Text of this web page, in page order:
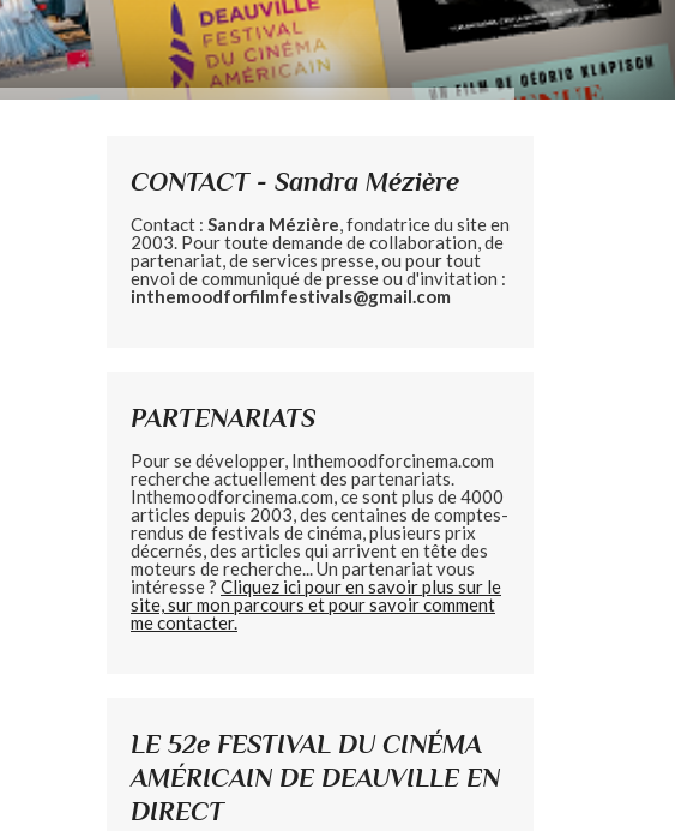
CONTACT - Sandra Mézière
Contact : Sandra Mézière, fondatrice du site en
2003. Pour toute demande de collaboration, de
partenariat, de services presse, ou pour tout
envoi de communiqué de presse ou d'invitation :
inthemoodforfilmfestivals@gmail.com
PARTENARIATS
Pour se développer, Inthemoodforcinema.com
recherche actuellement des partenariats.
Inthemoodforcinema.com, ce sont plus de 4000
articles depuis 2003, des centaines de comptes-
rendus de festivals de cinéma, plusieurs prix
décernés, des articles qui arrivent en tête des
moteurs de recherche... Un partenariat vous
intéresse ? Cliquez ici pour en savoir plus sur le
site, sur mon parcours et pour savoir comment
me contacter.
LE 52e FESTIVAL DU CINÉMA
AMÉRICAIN DE DEAUVILLE EN
DIRECT